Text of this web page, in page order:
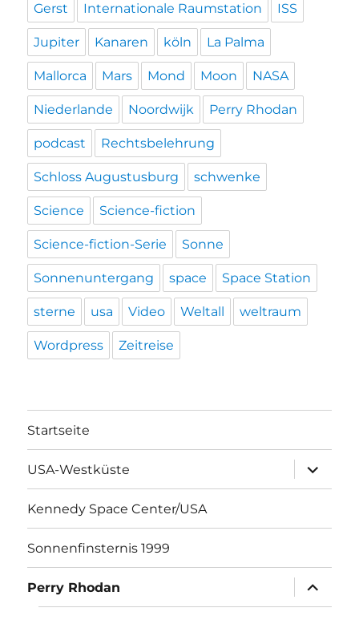
Gerst Internationale Raumstation ISS
Jupiter Kanaren köln La Palma
Mallorca Mars Mond Moon NASA
Niederlande Noordwijk Perry Rhodan
podcast Rechtsbelehrung
Schloss Augustusburg schwenke
Science Science-fiction
Science-fiction-Serie Sonne
Sonnenuntergang space Space Station
sterne usa Video Weltall weltraum
Wordpress Zeitreise
Startseite
USA-Westküste
öffnen
Kennedy Space Center/USA
Sonnenfinsternis 1999
Perry Rhodan
öffnen